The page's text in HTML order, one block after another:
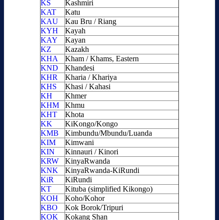
KS
Kashmiri
KAT
Katu
KAU
Kau Bru / Riang
KYH
Kayah
KAY
Kayan
KZ
Kazakh
KHA
Kham / Khams, Eastern
KND
Khandesi
KHR
Kharia / Khariya
KHS
Khasi / Kahasi
KH
Khmer
KHM
Khmu
KHT
Khota
KK
KiKongo/Kongo
KMB
Kimbundu/Mbundu/Luanda
KIM
Kimwani
KIN
Kinnauri / Kinori
KRW
KinyaRwanda
KNK
KinyaRwanda-KiRundi
KiR
KiRundi
KT
Kituba (simplified Kikongo)
KOH
Koho/Kohor
KBO
Kok Borok/Tripuri
KOK
Kokang Shan